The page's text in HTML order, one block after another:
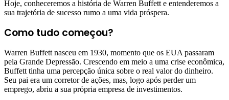
Hoje, conheceremos a história de Warren Buffett e entenderemos a
sua trajetória de sucesso rumo a uma vida próspera.
Como tudo começou?
Warren Buffett nasceu em 1930, momento que os EUA passaram
pela Grande Depressão. Crescendo em meio a uma crise econômica,
Buffett tinha uma percepção única sobre o real valor do dinheiro.
Seu pai era um corretor de ações, mas, logo após perder um
emprego, abriu a sua própria empresa de investimentos.